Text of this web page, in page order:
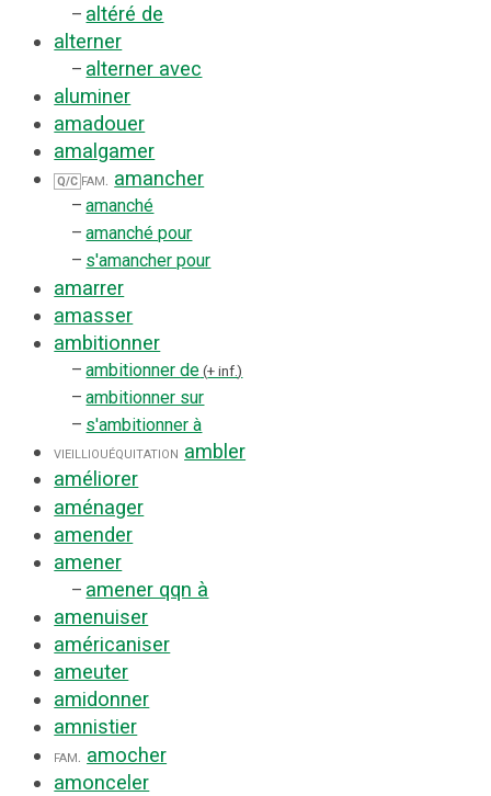
– altéré de
alterner
– alterner avec
aluminer
amadouer
amalgamer
Q/C fam. amancher
– amanché
– amanché pour
– s'amancher pour
amarrer
amasser
ambitionner
– ambitionner de + inf.
– ambitionner sur
– s'ambitionner à
vieilliouéquitation ambler
améliorer
aménager
amender
amener
– amener qqn à
amenuiser
américaniser
ameuter
amidonner
amnistier
fam. amocher
amonceler